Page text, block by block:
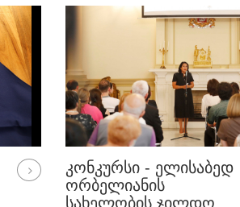
ᲙᲝᲜᲙᲣᲠᲡᲘ - ᲔᲚᲘᲡᲐᲑᲔᲓ
ᲝᲠᲑᲔᲚᲘᲐᲜᲘᲡ
ᲡᲐᲮᲔᲚᲝᲑᲘᲡ ᲯᲘᲚᲓᲝ